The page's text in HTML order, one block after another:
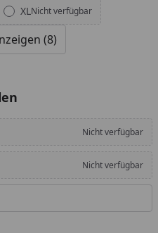
XLNicht verfügbar
(8)
Nicht verfügbar
Nicht verfügbar